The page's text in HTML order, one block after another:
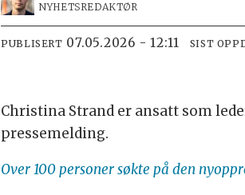
NYHETSREDAKTØR
PUBLISERT 07.05.2026 - 12:11 SIST
Christina Strand er ansatt som
pressemelding.
Over 100 personer søkte på den